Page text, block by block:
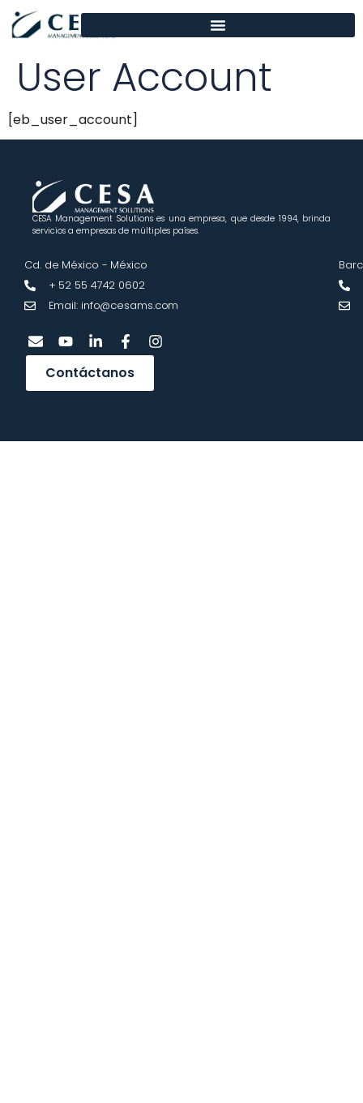
contenido
User Account
[eb_user_account]
CESA Management Solutions es una empresa, que desde 1994, brinda
servicios a empresas de múltiples países.
Cd. de México - México
+ 52 55 4742 0602
Email: info@cesams.com
Contáctanos